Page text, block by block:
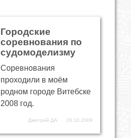
Городские
соревнования по
судомоделизму
Соревнования
проходили в моём
родном городе Витебске
2008 год.
Дмитрий ДА 28.10.2009